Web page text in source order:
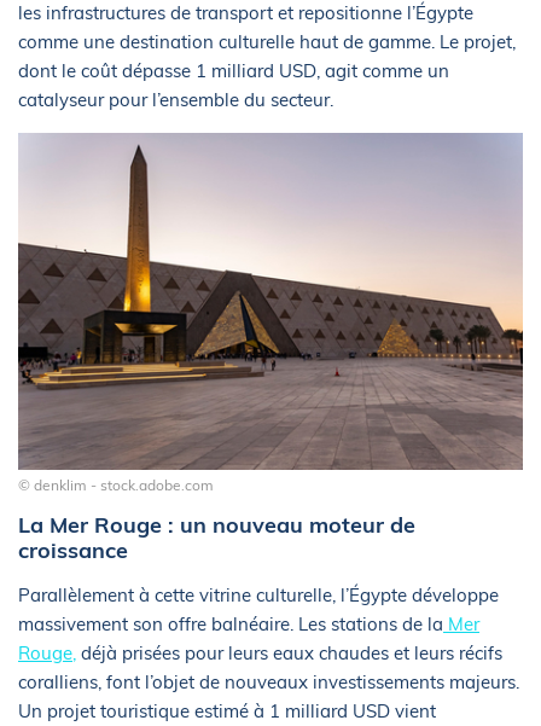
les infrastructures de transport et repositionne l’Égypte
comme une destination culturelle haut de gamme. Le projet,
dont le coût dépasse 1 milliard USD, agit comme un
catalyseur pour l’ensemble du secteur.
© denklim - stock.adobe.com
La Mer Rouge : un nouveau moteur de
croissance
Parallèlement à cette vitrine culturelle, l’Égypte développe
massivement son offre balnéaire. Les stations de la Mer
Rouge, déjà prisées pour leurs eaux chaudes et leurs récifs
coralliens, font l’objet de nouveaux investissements majeurs.
Un projet touristique estimé à 1 milliard USD vient